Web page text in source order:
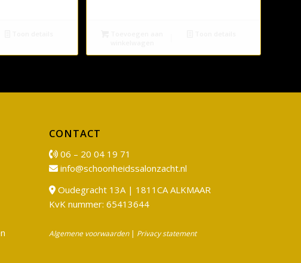
CONTACT
06 – 20 04 19 71
info@schoonheidssalonzacht.nl
Oudegracht 13A | 1811CA ALKMAAR
KvK nummer: 65413644
Algemene voorwaarden| Privacy statement